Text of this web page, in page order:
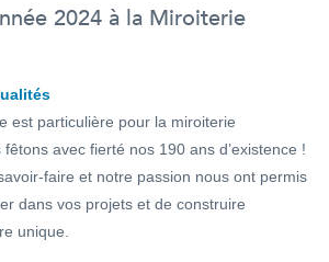
2024 à la Miroiterie
est particulière pour la miroiterie
avec fierté nos 190 ans d’existence !
faire et notre passion nous ont permis
dans vos projets et de construire
unique.